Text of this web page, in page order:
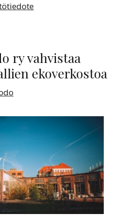
ry vahvistaa
ekoverkostoa